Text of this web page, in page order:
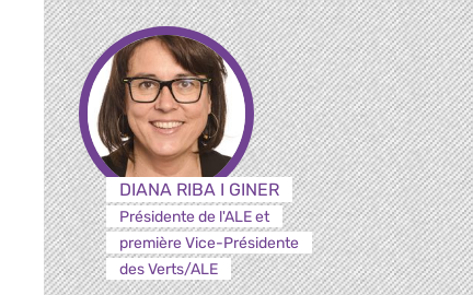
DIANA RIBA I GINER
Présidente de l'ALE et
première Vice-Présidente
des Verts/ALE